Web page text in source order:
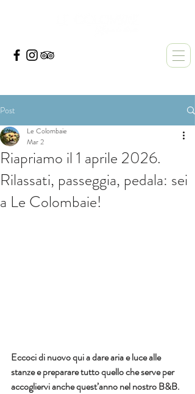
Post
Riapriamo il 1 aprile 2026.
Rilassati, passeggia, pedala: sei
a Le Colombaie!
Le Colombaie
Mar 2
Eccoci di nuovo qui a dare aria e luce alle
stanze e preparare tutto quello che serve per
accogliervi anche quest’anno nel nostro B&B.